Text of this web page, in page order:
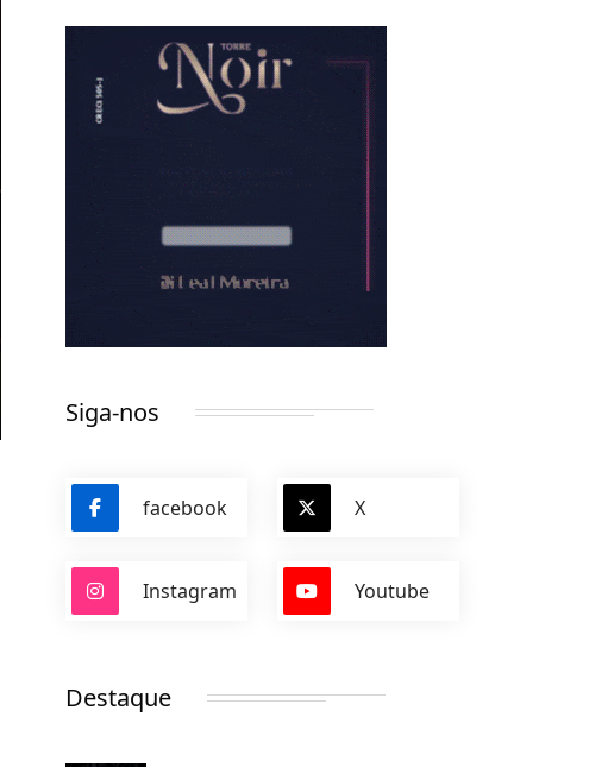
Siga-nos
facebook X
Instagram Youtube
Destaque